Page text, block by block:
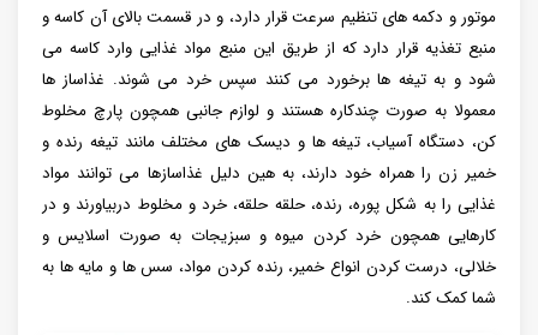
موتور و دکمه های تنظیم سرعت قرار دارد، و در قسمت بالای آن کاسه و
منبع تغذیه قرار دارد که از طریق این منبع مواد غذایی وارد کاسه می
شود و به تیغه ها برخورد می کنند سپس خرد می شوند. غذاساز ها
معمولا به صورت چندکاره هستند و لوازم جانبی همچون پارچ مخلوط
کن، دستگاه آسیاب، تیغه ها و دیسک های مختلف مانند تیغه رنده و
خمیر زن را همراه خود دارند، به هین دلیل غذاسازها می توانند مواد
غذایی را به شکل پوره، رنده، حلقه حلقه، خرد و مخلوط دربیاورند و در
کارهایی همچون خرد کردن میوه و سبزیجات به صورت اسلایس و
خلالی، درست کردن انواع خمیر، رنده کردن مواد، سس ها و مایه ها به
شما کمک کند.